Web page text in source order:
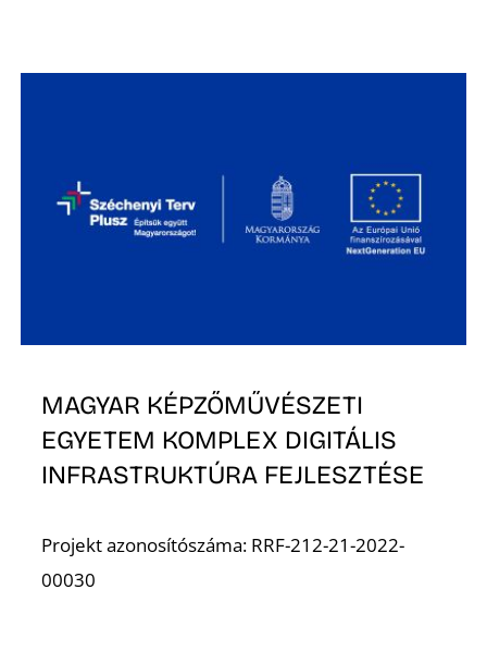
MAGYAR KÉPZŐMŰVÉSZETI
EGYETEM KOMPLEX DIGITÁLIS
INFRASTRUKTÚRA FEJLESZTÉSE
Projekt azonosítószáma: RRF-212-21-2022-
00030